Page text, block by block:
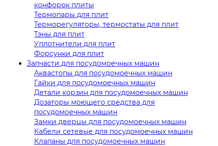
конфорок плиты
Термопары для плит
Терморегуляторы, термостаты для плит
Тэны для плит
Уплотнители для плит
Форсунки для плит
Запчасти для посудомоечных машин
Аквастопы для посудомоечных машин
Гайки для посудомоечных машин
Детали корзин для посудомоечных машин
Дозаторы моющего средства для
посудомоечных машин
Замки дверцы для посудомоечных машин
Кабели сетевые для посудомоечных машин
Клапаны для посудомоечных машин